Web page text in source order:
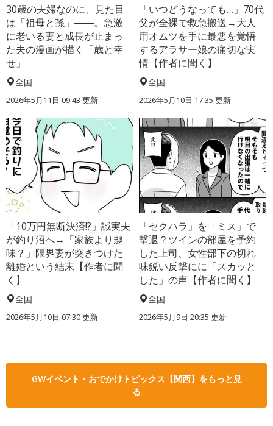
30歳の夫婦なのに、見た目
は「祖母と孫」――。急激
に老いる妻と成長が止まっ
た夫の漫画が描く「歳と幸
せ」
全国
2026年5月11日 09:43 更新
「いつどうなっても…」70代
父が全裸で救急搬送→大人
用オムツを手に最悪を覚悟
するアラサー娘の痛切な実
情【作者に聞く】
全国
2026年5月10日 17:35 更新
「10万円無断決済!?」誠実夫
が釣り沼へ→「家族より趣
味？」限界妻が突きつけた
離婚という結末【作者に聞
く】
全国
2026年5月10日 07:30 更新
「セクハラ」を「ミス」で
撃退？ツインの部屋を予約
した上司、女性部下の切れ
味鋭い反撃にに「スカッと
した」の声【作者に聞く】
全国
2026年5月9日 20:35 更新
GWイベント・おでかけトピックス【関西】をもっと見
る